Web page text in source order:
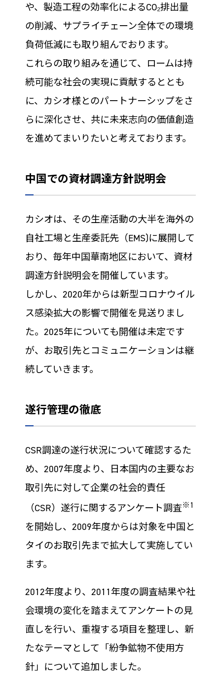
や、製造工程の効率化によるCO₂排出量
の削減、サプライチェーン全体での環境
負荷低減にも取り組んでおります。
これらの取り組みを通じて、ロームは持
続可能な社会の実現に貢献するととも
に、カシオ様とのパートナーシップをさ
らに深化させ、共に未来志向の価値創造
を進めてまいりたいと考えております。
中国での資材調達方針説明会
カシオは、その生産活動の大半を海外の
自社工場と生産委託先（EMS)に展開して
おり、毎年中国華南地区において、資材
調達方針説明会を開催しています。
しかし、2020年からは新型コロナウイル
ス感染拡大の影響で開催を見送りまし
た。2025年についても開催は未定です
が、お取引先とコミュニケーションは継
続していきます。
遂行管理の徹底
CSR調達の遂行状況について確認するた
め、2007年度より、日本国内の主要なお
取引先に対して企業の社会的責任
（CSR）遂行に関するアンケート調査※1
を開始し、2009年度からは対象を中国と
タイのお取引先まで拡大して実施してい
ます。
2012年度より、2011年度の調査結果や社
会環境の変化を踏まえてアンケートの見
直しを行い、重複する項目を整理し、新
たなテーマとして「紛争鉱物不使用方
針」について追加しました。